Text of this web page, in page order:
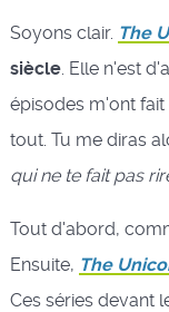
Soyons clair. The
siècle. Elle n'est
épisodes m'ont
tout. Tu me diras
qui ne te fait pas
Tout d'abord,
Ensuite, The
Ces séries devant